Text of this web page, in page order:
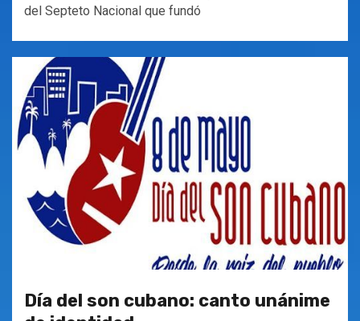
del Septeto Nacional que fundó
Día del son cubano: canto unánime